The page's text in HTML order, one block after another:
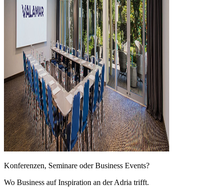
Konferenzen, Seminare oder Business Events?
Wo Business auf Inspiration an der Adria trifft.